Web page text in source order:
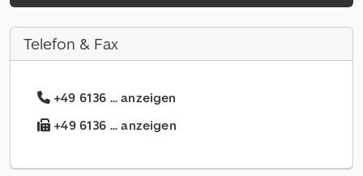
Telefon & Fax
+49 6136 ... anzeigen
+49 6136 ... anzeigen